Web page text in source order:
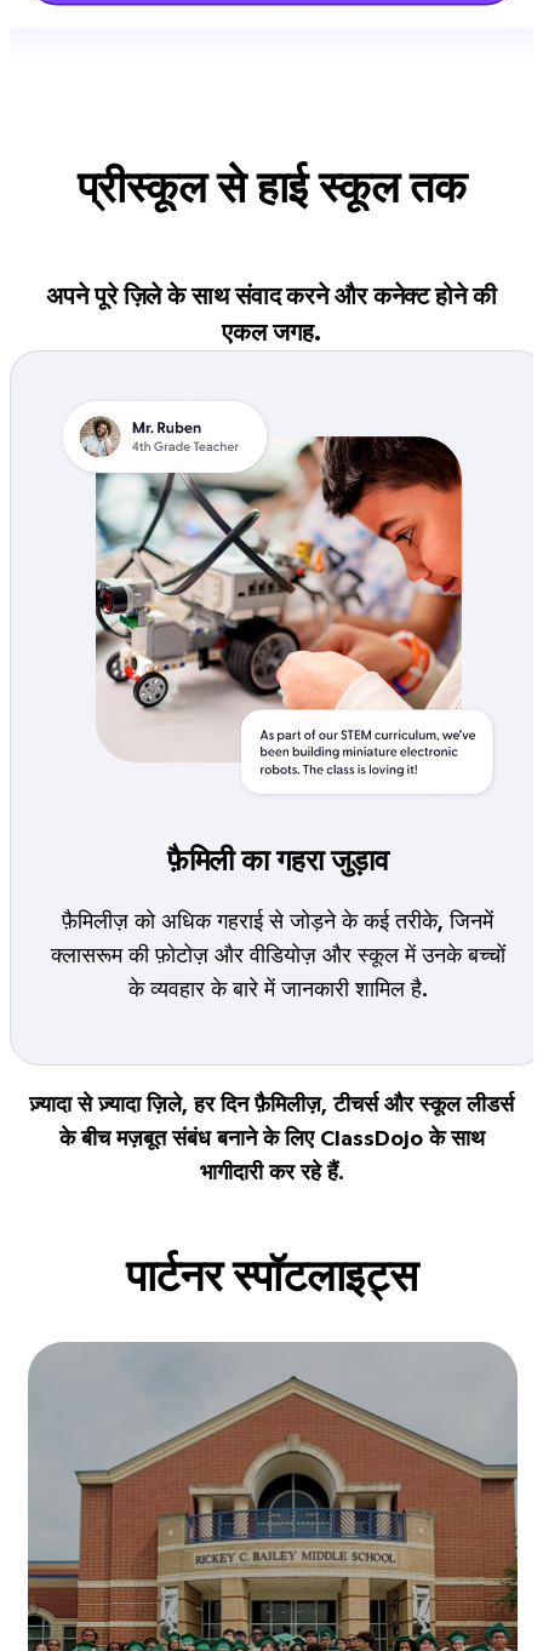
प्रीस्कूल से हाई स्कूल तक
अपने पूरे ज़िले के साथ संवाद करने और कनेक्ट होने की
एकल जगह.
फ़ैमिली का गहरा जुड़ाव
फ़ैमिलीज़ को अधिक गहराई से जोड़ने के कई तरीके, जिनमें
क्लासरूम की फ़ोटोज़ और वीडियोज़ और स्कूल में उनके बच्चों
के व्यवहार के बारे में जानकारी शामिल है.
ज़्यादा से ज़्यादा ज़िले, हर दिन फ़ैमिलीज़, टीचर्स और स्कूल लीडर्स
के बीच मज़बूत संबंध बनाने के लिए ClassDojo के साथ
भागीदारी कर रहे हैं.
पार्टनर स्पॉटलाइट्स